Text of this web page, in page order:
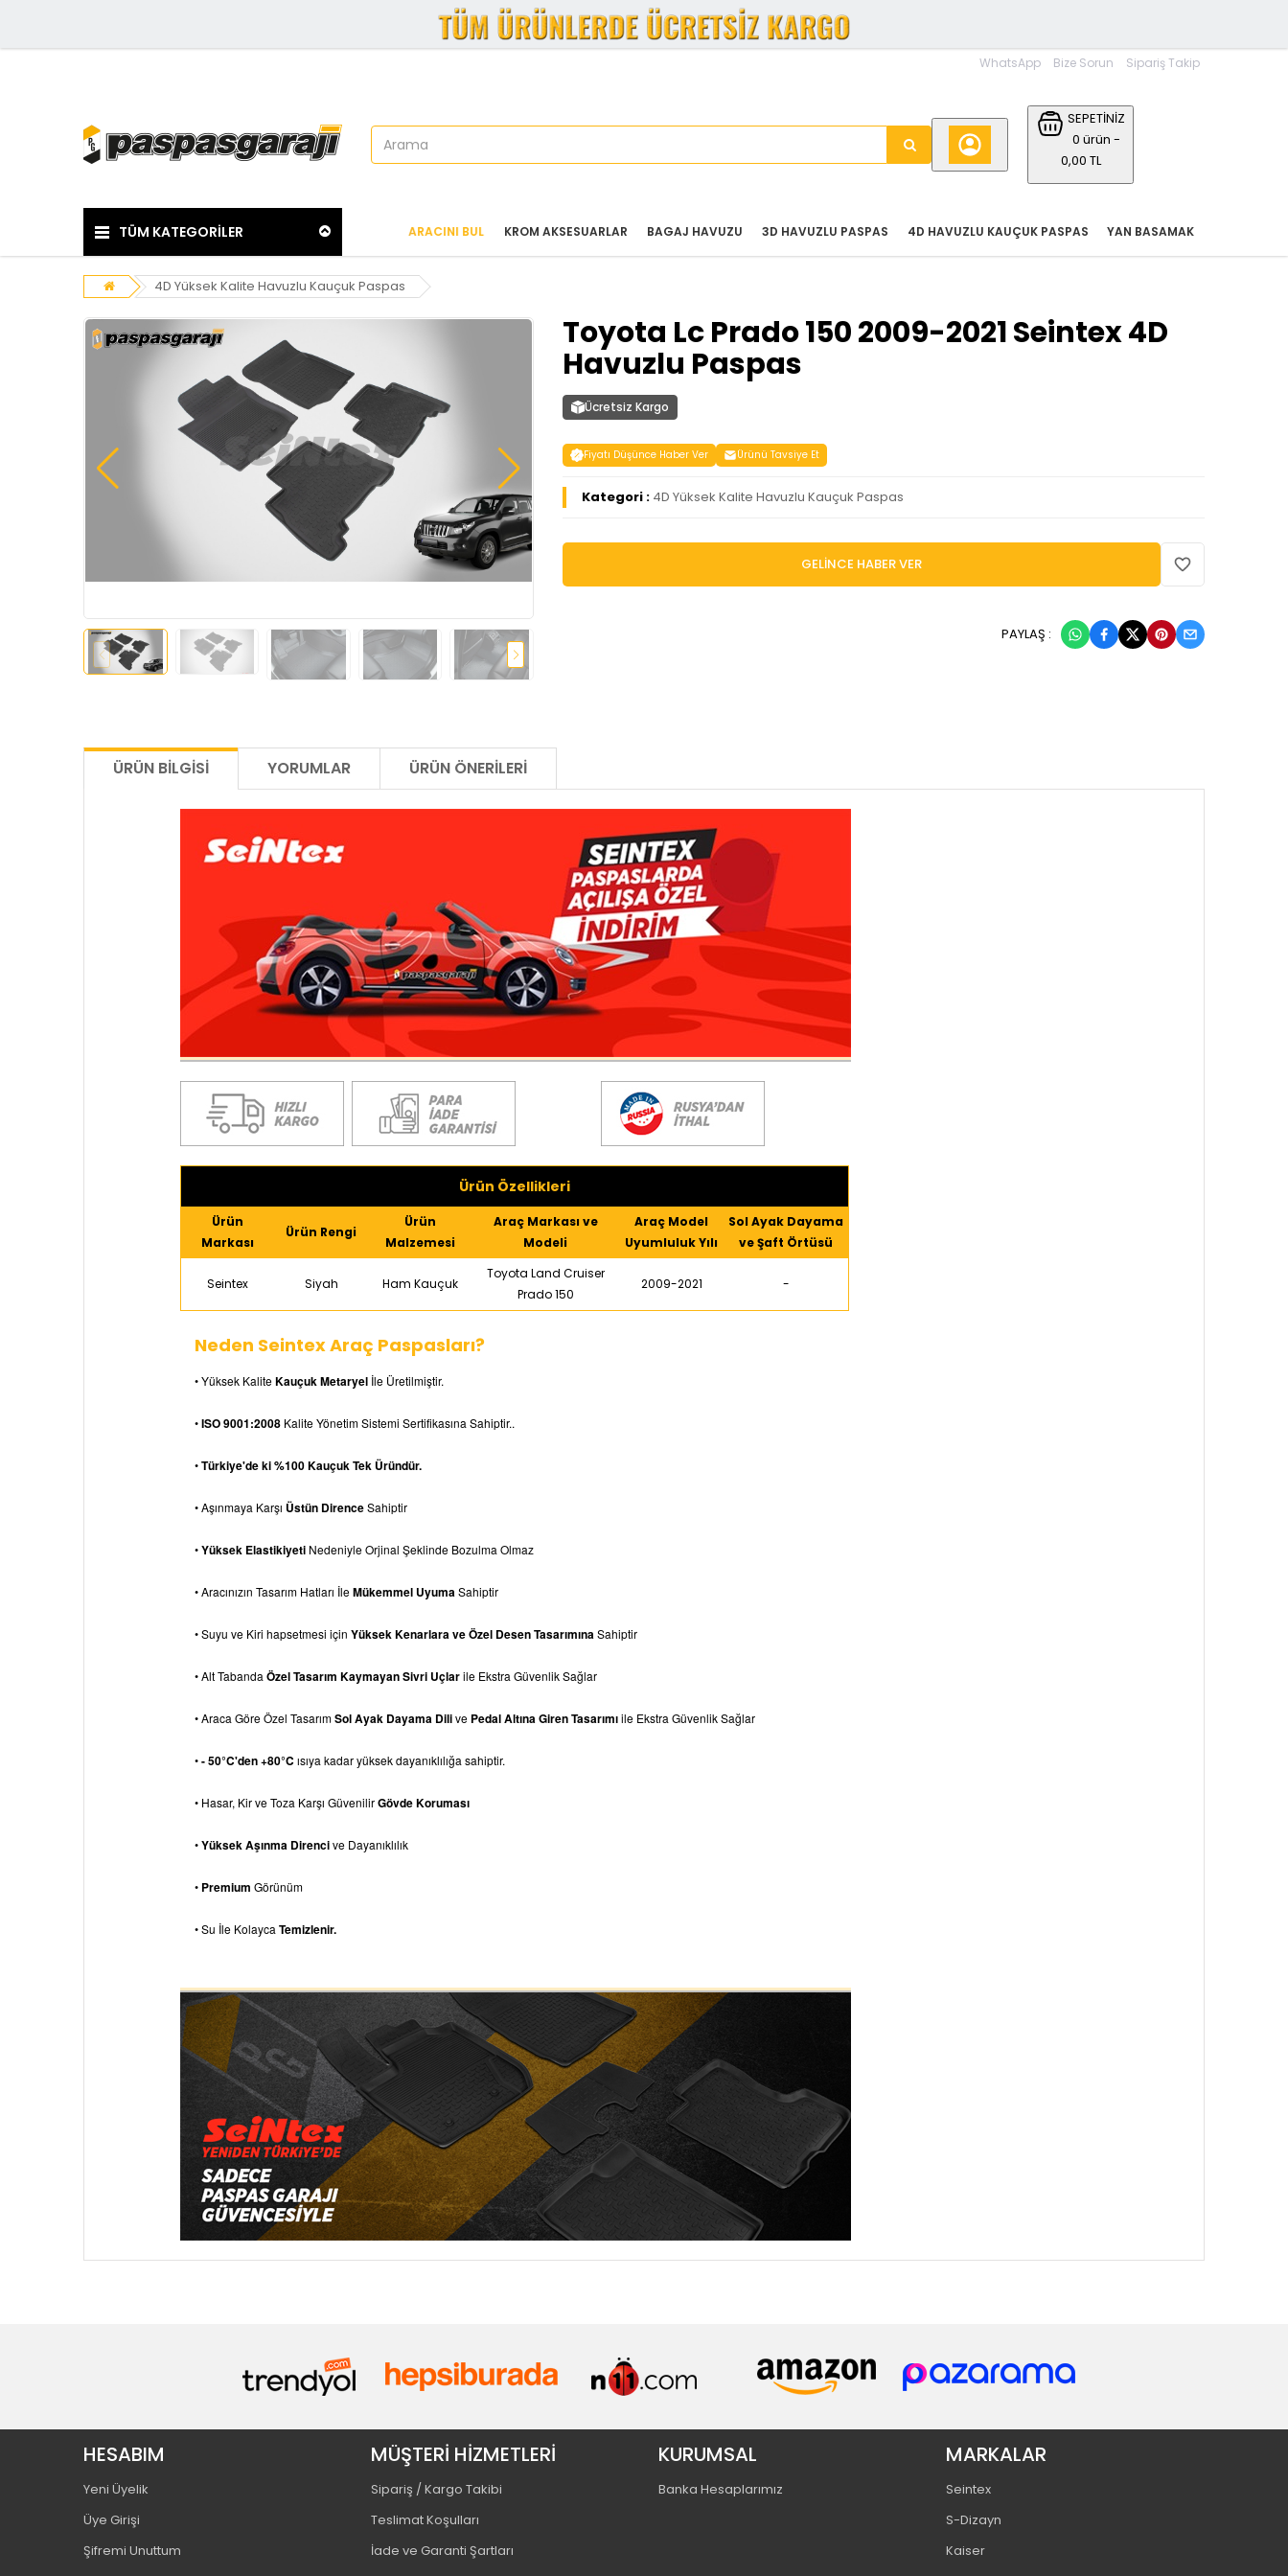
WhatsApp Bize Sorun Sipariş Takip
SEPETİNİZ
0 ürün -
0,00 TL
TÜM KATEGORİLER YAN BASAMAK
4D HAVUZLU KAUÇUK PASPAS
3D HAVUZLU PASPAS
BAGAJ HAVUZU
KROM AKSESUARLAR
ARACINI BUL
4D Yüksek Kalite Havuzlu Kauçuk Paspas
Toyota Lc Prado 150 2009-2021 Seintex 4D
Havuzlu Paspas
Ücretsiz Kargo
Fiyatı Düşünce Haber Ver Ürünü Tavsiye Et
Kategori : 4D Yüksek Kalite Havuzlu Kauçuk Paspas
GELİNCE HABER VER
PAYLAŞ :
ÜRÜN BILGISI YORUMLAR ÜRÜN ÖNERILERI
Ürün Özellikleri
Ürün
Markası
Ürün Rengi
Ürün
Malzemesi
Araç Markası ve
Modeli
Araç Model
Uyumluluk Yılı
Sol Ayak Dayama
ve Şaft Örtüsü
Seintex Siyah Ham Kauçuk
Toyota Land Cruiser
Prado 150
2009-2021 -
Neden Seintex Araç Paspasları?
• Yüksek KaliteKauçuk Metaryel İle Üretilmiştir.
•ISO 9001:2008 Kalite Yönetim Sistemi Sertifikasına Sahiptir..
•Türkiye'de ki %100 Kauçuk Tek Üründür.
• Aşınmaya Karşı Üstün DirenceSahiptir
•Yüksek Elastikiyeti Nedeniyle Orjinal Şeklinde Bozulma Olmaz
• Aracınızın Tasarım Hatları İleMükemmel UyumaSahiptir
• Suyu ve Kiri hapsetmesi için Yüksek Kenarlara ve Özel Desen TasarımınaSahiptir
• Alt Tabanda Özel Tasarım Kaymayan Sivri Uçlarile Ekstra Güvenlik Sağlar
• Araca Göre Özel TasarımSol Ayak Dayama Dilive Pedal Altına Giren Tasarımıile Ekstra Güvenlik Sağlar
•- 50°C'den +80°C ısıya kadar yüksek dayanıklılığa sahiptir.
• Hasar, Kir ve Toza Karşı GüvenilirGövde Koruması
•Yüksek Aşınma Direncive Dayanıklılık
• Premium Görünüm
• Su İle Kolayca Temizlenir.
HESABIM
Yeni Üyelik
Üye Girişi
Şifremi Unuttum
MÜŞTERİ HİZMETLERİ
Sipariş / Kargo Takibi
Teslimat Koşulları
İade ve Garanti Şartları
KURUMSAL
Banka Hesaplarımız
MARKALAR
Seintex
S-Dizayn
Kaiser